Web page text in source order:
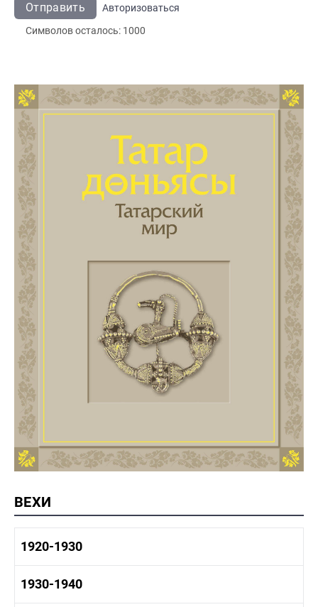
Отправить
Авторизоваться
Символов осталось: 1000
ВЕХИ
1920-1930
1920-1930 история
1930-1940